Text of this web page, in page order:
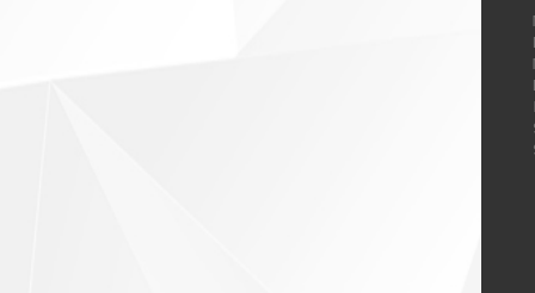
Di
Mi
Do
Fr
Sa